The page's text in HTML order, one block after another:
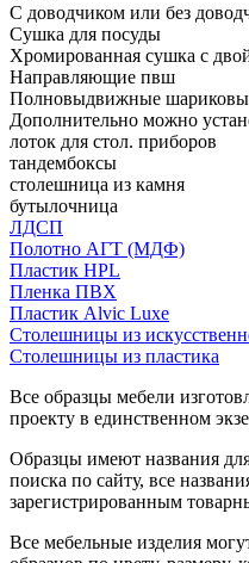
С доводчиком или без
Сушка для посуды
Хромированная сушка с
Направляющие пвш
Полновыдвижные
Дополнительно можно
лоток для стол. приборов
тандембоксы
столешница из камня
бутылочница
ЛДСП
Полотно АГТ (МДФ)
Пластик HPL
Пленка ПВХ
Пластик Alvic Luxe
Столешницы из
Столешницы из пластика
Все образцы мебели
проекту в единственном
Образцы имеют названия
поиска по сайту, все
зарегистрированным
Все мебельные изделия